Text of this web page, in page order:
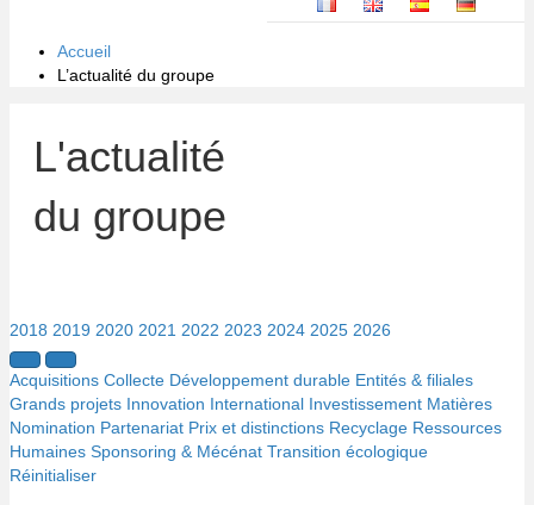
Accueil
L’actualité du groupe
L'actualité
du groupe
2018 2019 2020 2021 2022 2023 2024 2025 2026
Acquisitions Collecte Développement durable Entités & filiales
Grands projets Innovation International Investissement Matières
Nomination Partenariat Prix et distinctions Recyclage Ressources
Humaines Sponsoring & Mécénat Transition écologique
Réinitialiser